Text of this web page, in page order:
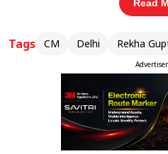
ऑनलाइन
बड़ी
‹
सम्मेलन में सर्वसम्मति से एक कड़े
किया गया, जिसमें विपक्ष
Read
Tags CM Delhi Rekha